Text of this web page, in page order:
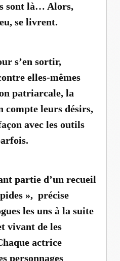
sont là… Alors,
se livrent.
s’en sortir,
elles-mêmes
patriarcale, la
compte leurs désirs,
avec les outils
partie d’un recueil
», précise
les uns à la suite
vivant de les
actrice
personnages